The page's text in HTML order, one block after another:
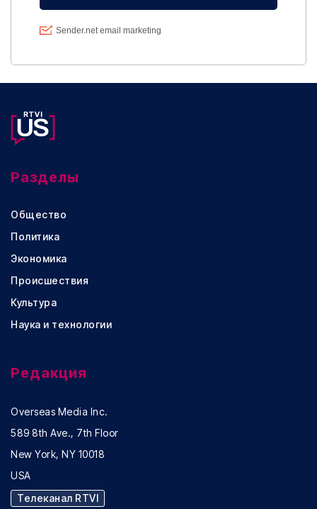
Разделы
Общество
Политика
Экономика
Происшествия
Культура
Наука и технологии
Редакция
Overseas Media Inc.
589 8th Ave., 7th Floor
New York, NY 10018
USA
Телеканал RTVI